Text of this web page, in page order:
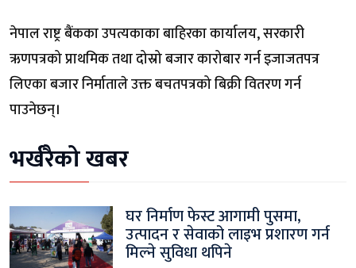
नेपाल राष्ट्र बैंकका उपत्यकाका बाहिरका कार्यालय, सरकारी
ऋणपत्रको प्राथमिक तथा दोस्रो बजार कारोबार गर्न इजाजतपत्र
लिएका बजार निर्माताले उक्त बचतपत्रको बिक्री वितरण गर्न
पाउनेछन्।
भर्खरैको खबर
घर निर्माण फेस्ट आगामी पुसमा,
उत्पादन र सेवाको लाइभ प्रशारण गर्न
मिल्ने सुविधा थपिने